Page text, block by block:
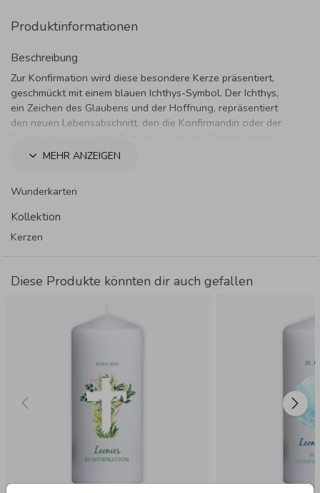
Produktinformationen
Beschreibung
Zur Konfirmation wird diese besondere Kerze präsentiert,
geschmückt mit einem blauen Ichthys-Symbol. Der Ichthys,
ein Zeichen des Glaubens und der Hoffnung, repräsentiert
den neuen Lebensabschnitt, den die Konfirmandin oder der
Kindes hinzu.MEHR ANZEIGEN
Wunderkarten
Kollektion
Kerzen
Diese Produkte könnten dir auch gefallen